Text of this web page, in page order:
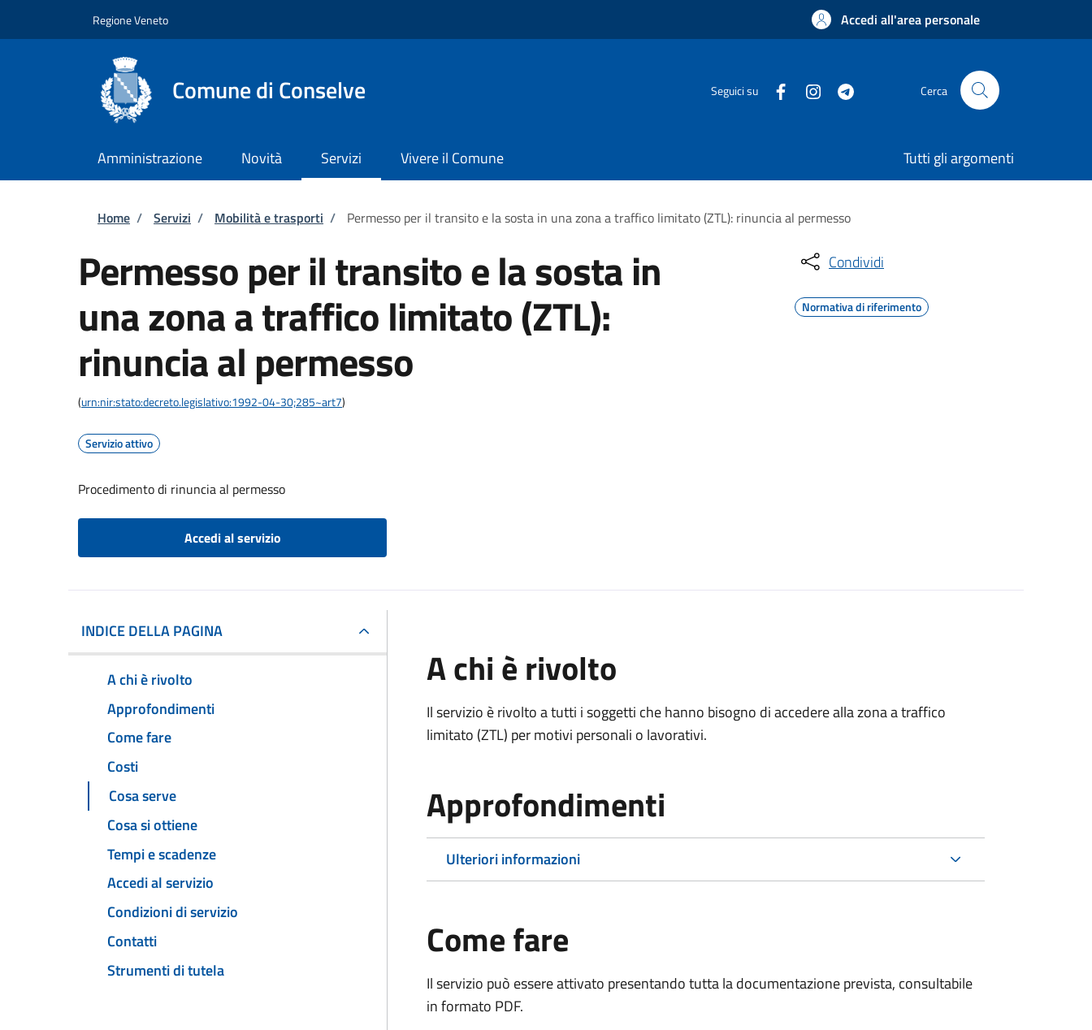
Regione Veneto Accedi all'area personale
Comune di Conselve Seguici su Cerca
Amministrazione Novità Servizi Vivere il Comune Tutti gli argomenti
Briciole di pane
Home / Servizi / Mobilità e trasporti / Permesso per il transito e la sosta in una zona a traffico limitato (ZTL): rinuncia al permesso
Permesso per il transito e la sosta in
una zona a traffico limitato (ZTL):
rinuncia al permesso
(urn:nir:stato:decreto.legislativo:1992-04-30;285~art7)
Servizio attivo
Procedimento di rinuncia al permesso
Accedi al servizio
Condividi
Normativa di riferimento
INDICE DELLA PAGINA
A chi è rivolto
Approfondimenti
Come fare
Costi
Cosa serve
Cosa si ottiene
Tempi e scadenze
Accedi al servizio
Condizioni di servizio
Contatti
Strumenti di tutela
A chi è rivolto
Il servizio è rivolto a tutti i soggetti che hanno bisogno di accedere alla zona a traffico
limitato (ZTL) per motivi personali o lavorativi.
Approfondimenti
Ulteriori informazioni
Come fare
Il servizio può essere attivato presentando tutta la documentazione prevista, consultabile
in formato PDF.